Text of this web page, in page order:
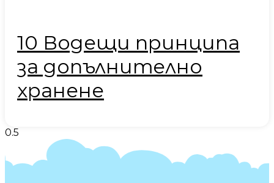
10 Водещи принципа
за допълнително
хранене